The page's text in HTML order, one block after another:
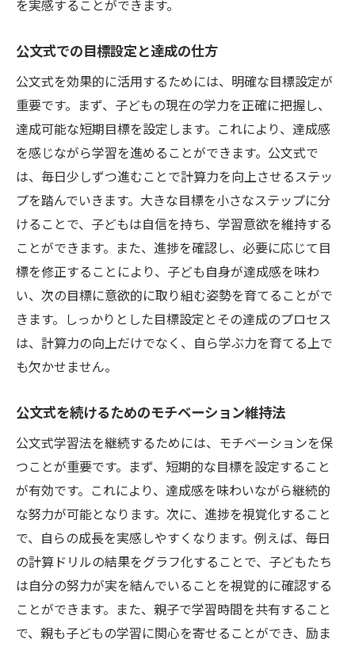
を実感することができます。
公文式での目標設定と達成の仕方
公文式を効果的に活用するためには、明確な目標設定が
重要です。まず、子どもの現在の学力を正確に把握し、
達成可能な短期目標を設定します。これにより、達成感
を感じながら学習を進めることができます。公文式で
は、毎日少しずつ進むことで計算力を向上させるステッ
プを踏んでいきます。大きな目標を小さなステップに分
けることで、子どもは自信を持ち、学習意欲を維持する
ことができます。また、進捗を確認し、必要に応じて目
標を修正することにより、子ども自身が達成感を味わ
い、次の目標に意欲的に取り組む姿勢を育てることがで
きます。しっかりとした目標設定とその達成のプロセス
は、計算力の向上だけでなく、自ら学ぶ力を育てる上で
も欠かせません。
公文式を続けるためのモチベーション維持法
公文式学習法を継続するためには、モチベーションを保
つことが重要です。まず、短期的な目標を設定すること
が有効です。これにより、達成感を味わいながら継続的
な努力が可能となります。次に、進捗を視覚化すること
で、自らの成長を実感しやすくなります。例えば、毎日
の計算ドリルの結果をグラフ化することで、子どもたち
は自分の努力が実を結んでいることを視覚的に確認する
ことができます。また、親子で学習時間を共有すること
で、親も子どもの学習に関心を寄せることができ、励ま